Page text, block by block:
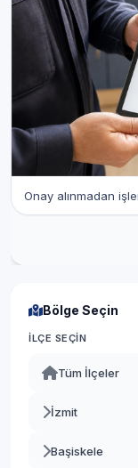
Onay alınmadan
Bölge Seçin
İLÇE SEÇIN
Tüm İlçeler
İzmit
Başiskele